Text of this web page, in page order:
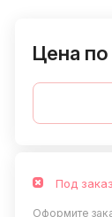
Цена
Под заказ
Оформите